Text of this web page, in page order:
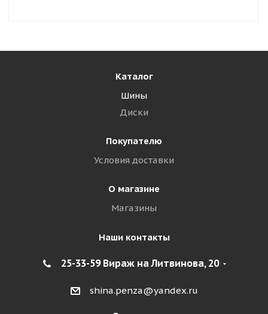
Каталог
Шины
Диски
Покупателю
Условия доставки
О магазине
Магазины
Наши контакты
25-33-59 Вираж на Литвинова, 20
shina.penza@yandex.ru